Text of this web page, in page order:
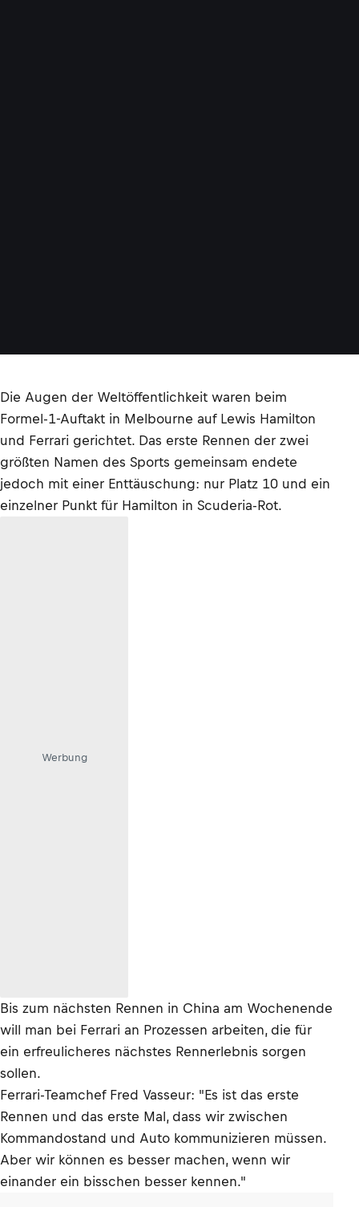
Die Augen der Weltöffentlichkeit waren beim
Formel-1-Auftakt in Melbourne auf Lewis Hamilton
und Ferrari gerichtet. Das erste Rennen der zwei
größten Namen des Sports gemeinsam endete
jedoch mit einer Enttäuschung: nur Platz 10 und ein
einzelner Punkt für Hamilton in Scuderia-Rot.
Werbung
Bis zum nächsten Rennen in China am Wochenende
will man bei Ferrari an Prozessen arbeiten, die für
ein erfreulicheres nächstes Rennerlebnis sorgen
sollen.
Ferrari-Teamchef Fred Vasseur: "Es ist das erste
Rennen und das erste Mal, dass wir zwischen
Kommandostand und Auto kommunizieren müssen.
Aber wir können es besser machen, wenn wir
einander ein bisschen besser kennen."